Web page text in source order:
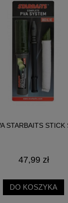
STARBAITS STICK
47,99 zł
DO KOSZYKA